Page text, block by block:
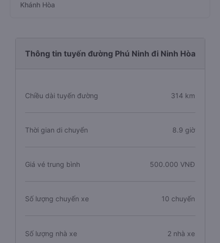
Khánh Hòa
Thông tin tuyến đường Phú Ninh đi Ninh Hòa
Chiều dài tuyến đường 314 km
Thời gian di chuyển 8.9 giờ
Giá vé trung bình 500.000 VNĐ
Số lượng chuyến xe 10 chuyến
Số lượng nhà xe 2 nhà xe